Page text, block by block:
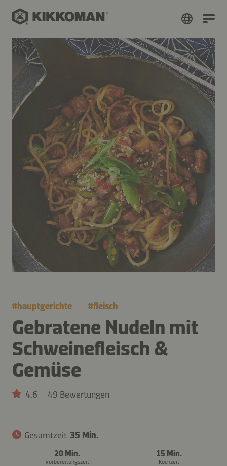
#hauptgerichte #fleisch
Gebratene Nudeln mit
Schweinefleisch &
Gemüse
4.6 49 Bewertungen
Gesamtzeit 35 Min.
20 Min.
Vorbereitungszeit
15 Min.
Kochzeit